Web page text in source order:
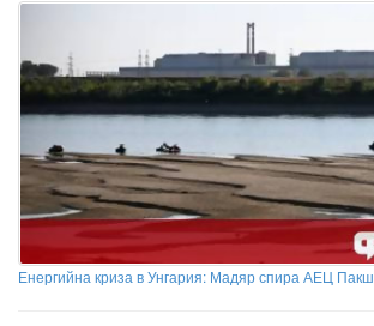
Енергийна криза в Унгария: Мадяр спира АЕЦ Пакш